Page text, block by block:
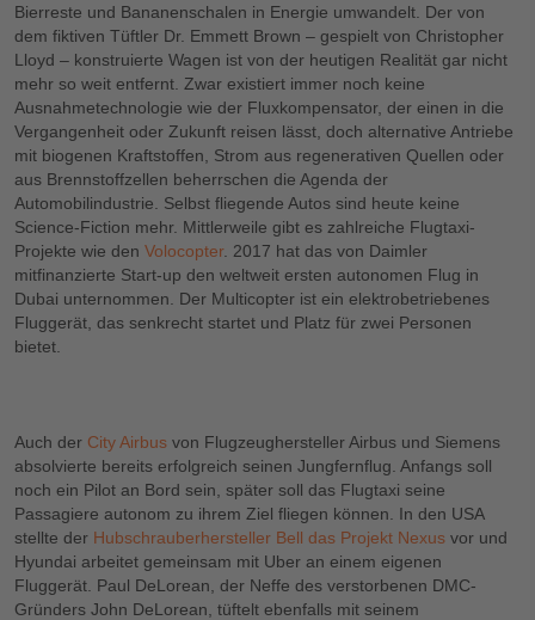
Bierreste und Bananenschalen in Energie umwandelt. Der von
dem fiktiven Tüftler Dr. Emmett Brown – gespielt von Christopher
Lloyd – konstruierte Wagen ist von der heutigen Realität gar nicht
mehr so weit entfernt. Zwar existiert immer noch keine
Ausnahmetechnologie wie der Fluxkompensator, der einen in die
Vergangenheit oder Zukunft reisen lässt, doch alternative Antriebe
mit biogenen Kraftstoffen, Strom aus regenerativen Quellen oder
aus Brennstoffzellen beherrschen die Agenda der
Automobilindustrie. Selbst fliegende Autos sind heute keine
Science-Fiction mehr. Mittlerweile gibt es zahlreiche Flugtaxi-
Projekte wie den Volocopter. 2017 hat das von Daimler
mitfinanzierte Start-up den weltweit ersten autonomen Flug in
Dubai unternommen. Der Multicopter ist ein elektrobetriebenes
Fluggerät, das senkrecht startet und Platz für zwei Personen
bietet.
Auch der City Airbus von Flugzeughersteller Airbus und Siemens
absolvierte bereits erfolgreich seinen Jungfernflug. Anfangs soll
noch ein Pilot an Bord sein, später soll das Flugtaxi seine
Passagiere autonom zu ihrem Ziel fliegen können. In den USA
stellte der Hubschrauberhersteller Bell das Projekt Nexus vor und
Hyundai arbeitet gemeinsam mit Uber an einem eigenen
Fluggerät. Paul DeLorean, der Neffe des verstorbenen DMC-
Gründers John DeLorean, tüftelt ebenfalls mit seinem